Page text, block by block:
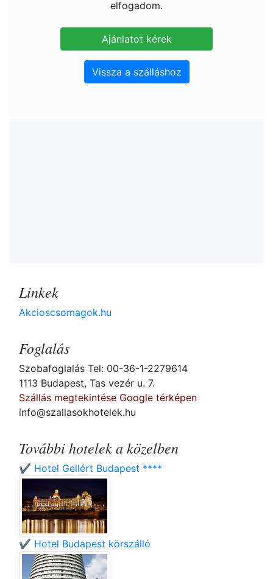
elfogadom.
Vissza a szálláshoz
Linkek
Akcioscsomagok.hu
Foglalás
Szobafoglalás Tel: 00-36-1-2279614
1113 Budapest, Tas vezér u. 7.
Szállás megtekintése Google térképen
info@szallasokhotelek.hu
További hotelek a közelben
✔️ Hotel Gellért Budapest ****
✔️ Hotel Budapest körszálló